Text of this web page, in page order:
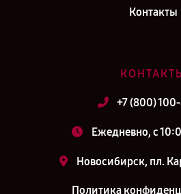
Контакты
+7 (800)
Ежедневно, с
Новосибирск, пл.
Политика